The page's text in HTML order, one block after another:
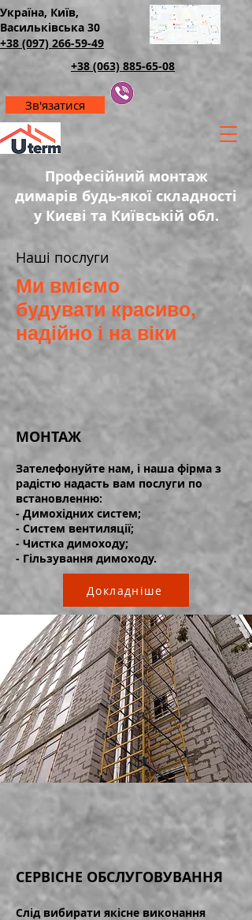
Професійний монтаж
димарів будь-якої складності
у Києві та Київській обл.
Україна, Київ,
Васильківська 30
+38 (097) 266-59-49
Зв'язатися
+38 (063) 885-65-08
Наші послуги
Ми вміємо
будувати красиво,
надійно і на віки
МОНТАЖ
Зателефонуйте нам, і наша фірма з
радістю надасть вам послуги по
встановленню:
- Димохідних систем;
- Систем вентиляції;
- Чистка димоходу;
- Гільзування димоходу.
Докладніше
СЕРВІСНЕ ОБСЛУГОВУВАННЯ
Слід вибирати якісне виконання